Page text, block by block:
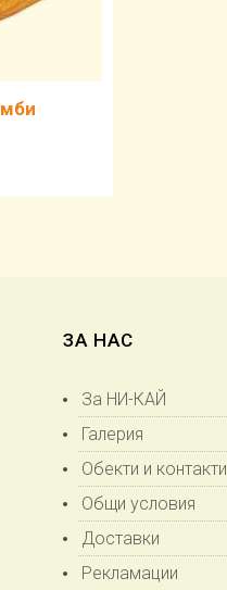
ЗА НАС
За НИ-КАЙ
Галерия
Обекти и контакти
Общи условия
Доставки
Рекламации